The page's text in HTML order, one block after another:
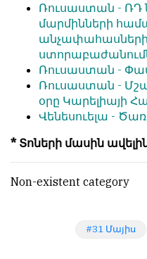
Ռուսաստան - ՌԴ
մարմինների
անչափահասների
Ռուսաստան -
Ռուսաստան -
օրը Կարելիայի
Վենեսուելա -
* Տոների մասին
Non-existent category
31 Մայիս